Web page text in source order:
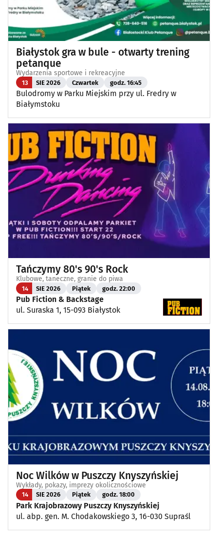
Białystok gra w bule - otwarty trening
petanque
Wydarzenia sportowe i rekreacyjne
13 SIE 2026 Czwartek godz. 16:45
Bulodromy w Parku Miejskim przy ul. Fredry w
Białymstoku
Tańczymy 80's 90's Rock
Klubowe, taneczne, granie do piwa
14 SIE 2026 Piątek godz. 22:00
Pub Fiction & Backstage
ul. Suraska 1, 15-093 Białystok
Noc Wilków w Puszczy Knyszyńskiej
Wykłady, pokazy, imprezy okolicznościowe
14 SIE 2026 Piątek godz. 18:00
Park Krajobrazowy Puszczy Knyszyńskiej
ul. abp. gen. M. Chodakowskiego 3, 16-030 Supraśl